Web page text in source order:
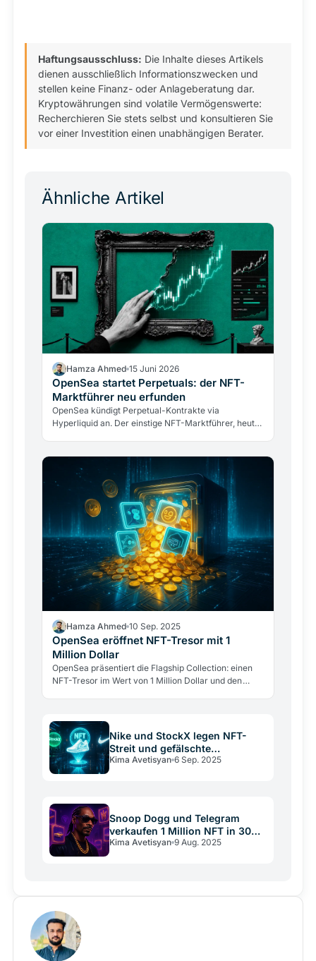
Haftungsausschluss: Die Inhalte dieses Artikels
dienen ausschließlich Informationszwecken und
stellen keine Finanz- oder Anlageberatung dar.
Kryptowährungen sind volatile Vermögenswerte:
Recherchieren Sie stets selbst und konsultieren Sie
vor einer Investition einen unabhängigen Berater.
Ähnliche Artikel
Hamza Ahmed 15 Juni 2026
OpenSea startet Perpetuals: der NFT-
Marktführer neu erfunden
OpenSea kündigt Perpetual-Kontrakte via
Hyperliquid an. Der einstige NFT-Marktführer, heute
Hamza Ahmed 10 Sep. 2025
OpenSea eröffnet NFT-Tresor mit 1
Million Dollar
OpenSea präsentiert die Flagship Collection: einen
NFT-Tresor im Wert von 1 Million Dollar und den
Nike und StockX legen NFT-
Streit und gefälschte
Turnschuhe bei
Kima Avetisyan 6 Sep. 2025
Snoop Dogg und Telegram
verkaufen 1 Million NFT in 30
Minuten
Kima Avetisyan 9 Aug. 2025